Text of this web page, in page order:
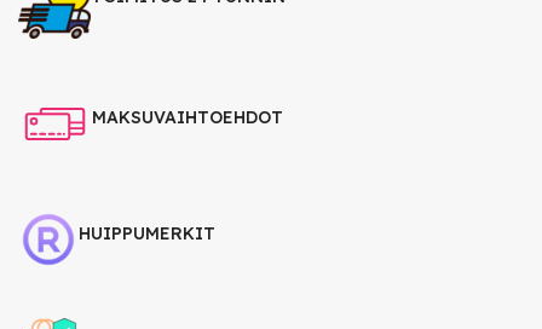
MAKSUVAIHTOEHDOT
HUIPPUMERKIT